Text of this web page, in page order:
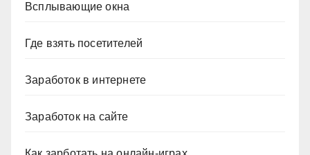
Всплывающие окна
Где взять посетителей
Заработок в интернете
Заработок на сайте